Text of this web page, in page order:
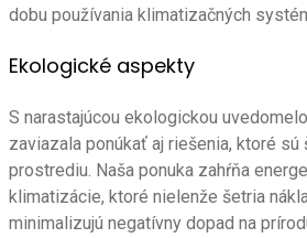
dobu používania klimatizačných
Ekologické aspekty
S narastajúcou ekologickou
zaviazala ponúkať aj riešenia, ktoré sú
prostrediu. Naša ponuka zahŕňa
klimatizácie, ktoré nielenže šetria
minimalizujú negatívny dopad na